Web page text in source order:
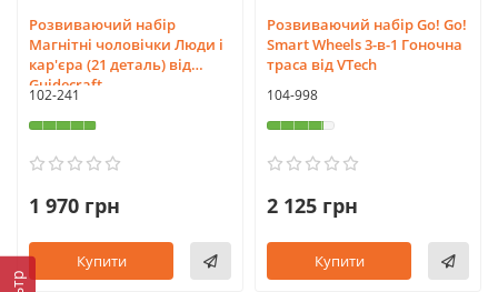
Розвиваючий набір
Магнітні чоловічки Люди і
кар'єра (21 деталь) від
Guidecraft
102-241
1 970 грн
Купити
Розвиваючий набір Go! Go!
Smart Wheels 3-в-1 Гоночна
траса від VTech
104-998
2 125 грн
Купити